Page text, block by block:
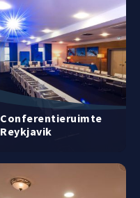
Conferentieruimte
Reykjavik